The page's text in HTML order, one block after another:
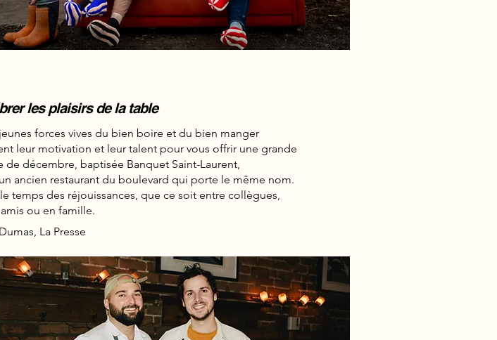
les plaisirs de la table
forces vives du bien boire et du bien manger
leur motivation et leur talent pour vous offrir une grande
de décembre, baptisée Banquet Saint-Laurent,
un ancien restaurant du boulevard qui porte le même nom.
le temps des réjouissances, que ce soit entre collègues,
ou en famille.
La Presse